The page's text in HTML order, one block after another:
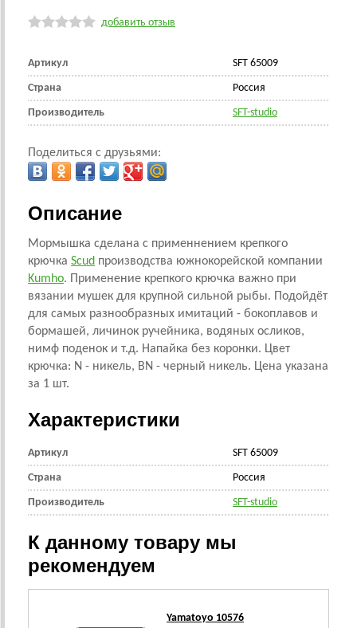
добавить отзыв
Артикул SFT 65009
Страна Россия
Производитель SFT-studio
Поделиться с друзьями:
Описание
Мормышка сделана с применнением крепкого
крючка Scud производства южнокорейской компании
Kumho. Применение крепкого крючка важно при
вязании мушек для крупной сильной рыбы. Подойдёт
для самых разнообразных имитаций - бокоплавов и
бормашей, личинок ручейника, водяных осликов,
нимф поденок и т.д. Напайка без коронки. Цвет
крючка: N - никель, BN - черный никель. Цена указана
за 1 шт.
Характеристики
Артикул SFT 65009
Страна Россия
Производитель SFT-studio
К данному товару мы
рекомендуем
Yamatoyo 10576